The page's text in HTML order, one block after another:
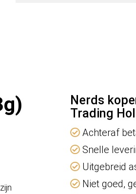
Nerds
Trading
Achteraf
Snelle
Uitgebreid
Niet goed,